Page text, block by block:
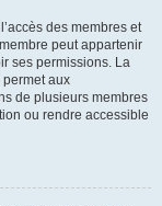
des membres et
peut appartenir
ses permissions. La
aux
de plusieurs membres
ou rendre accessible